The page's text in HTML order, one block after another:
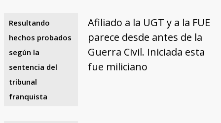
Resultando
hechos probados
según la
sentencia del
tribunal
franquista
Afiliado a la UGT y a la FUE
parece desde antes de la
Guerra Civil. Iniciada esta
fue miliciano